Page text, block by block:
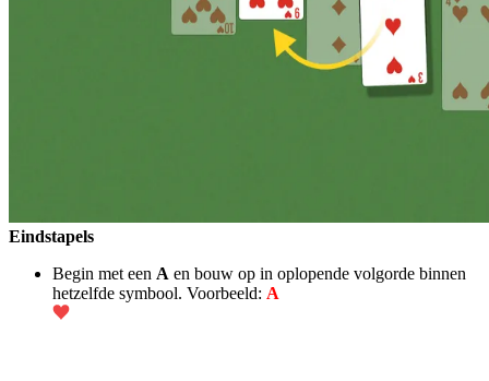
Eindstapels
Begin met een A en bouw op in oplopende volgorde binnen
hetzelfde symbool. Voorbeeld: A